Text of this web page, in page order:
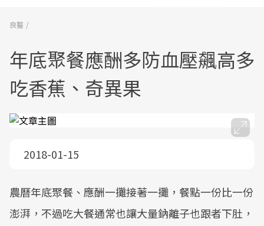
良醫
年底聚餐應酬多防血壓飆高多
吃香蕉、奇異果
2018-01-15
農曆年底聚餐、應酬一攤接著一攤，餐點一份比一份
澎湃，不過吃大餐通常也讓大量鈉離子也跟者下肚，